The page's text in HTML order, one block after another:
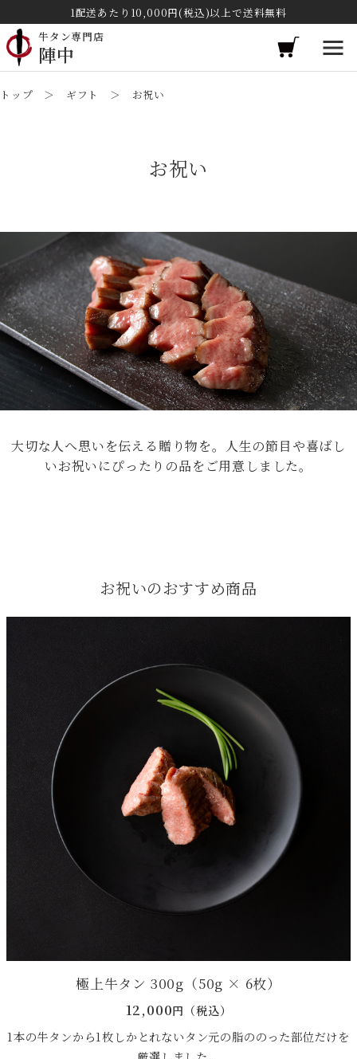
1配送あたり10,000円(税込)以上で送料無料
牛タン専門店
陣中
トップ ＞ ギフト ＞ お祝い
お祝い
大切な人へ思いを伝える贈り物を。人生の節目や喜ばし
いお祝いにぴったりの品をご用意しました。
お祝いのおすすめ商品
極上牛タン 300g（50g × 6枚）
12,000円（税込）
1本の牛タンから1枚しかとれないタン元の脂ののった部位だけを